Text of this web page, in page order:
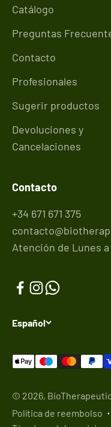
Catálogo
Preguntas
Contacto
Profesionales
Sugerir productos
Devoluciones y
Cancelaciones
Contacto
+34 671 671 375
Atención de Lunes a
Español
© 2026,
Política de reembolso